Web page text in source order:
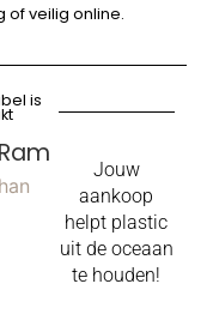
of veilig online.
is
Jouw
aankoop
helpt plastic
uit de oceaan
te houden!